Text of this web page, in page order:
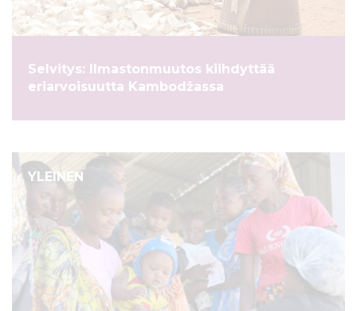
Selvitys: Ilmastonmuutos kiihdyttää
eriarvoisuutta Kambodžassa
YLEINEN